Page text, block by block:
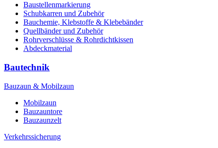
Baustellenmarkierung
Schubkarren und Zubehör
Bauchemie, Klebstoffe & Klebebänder
Quellbänder und Zubehör
Rohrverschlüsse & Rohrdichtkissen
Abdeckmaterial
Bautechnik
Bauzaun & Mobilzaun
Mobilzaun
Bauzauntore
Bauzaunzelt
Verkehrssicherung